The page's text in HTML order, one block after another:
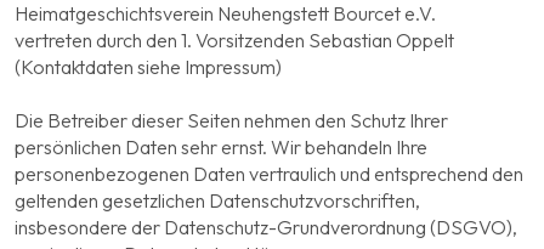
Heimatgeschichtsverein Neuhengstett Bourcet e.V.
vertreten durch den 1. Vorsitzenden Sebastian Oppelt
(Kontaktdaten siehe Impressum)
Die Betreiber dieser Seiten nehmen den Schutz Ihrer
persönlichen Daten sehr ernst. Wir behandeln Ihre
personenbezogenen Daten vertraulich und entsprechend den
geltenden gesetzlichen Datenschutzvorschriften,
insbesondere der Datenschutz-Grundverordnung (DSGVO),